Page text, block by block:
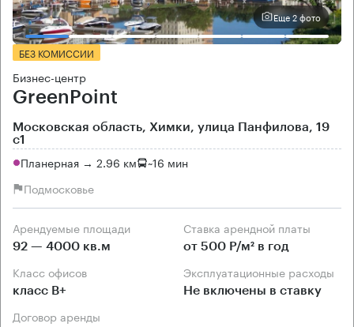
Еще 2 фото
БЕЗ КОМИССИИ
Бизнес-центр
GreenPoint
Московская область, Химки, улица Панфилова, 19
с1
Планерная → 2.96 км ~16 мин
Подмосковье
Арендуемые площади
92 — 4000 кв.м
Ставка арендной платы
от 500 Р/м² в год
Класс офисов
класс B+
Эксплуатационные расходы
Не включены в ставку
Договор аренды